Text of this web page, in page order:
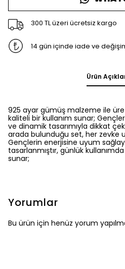
300 TL üzeri ücretsiz kargo
14 gün içinde iade ve
Ürün
925 ayar gümüş malzeme ile
kaliteli bir kullanım sunar;
ve dinamik tasarımıyla dikkat
arada bulunduğu set, her zevke
Gençlerin enerjisine uyum
tasarlanmıştır, günlük kullanımda
sunar;
Yorumlar
Bu ürün için henüz yorum